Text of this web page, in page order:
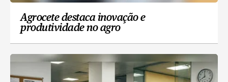
Agrocete destaca inovação e
produtividade no agro